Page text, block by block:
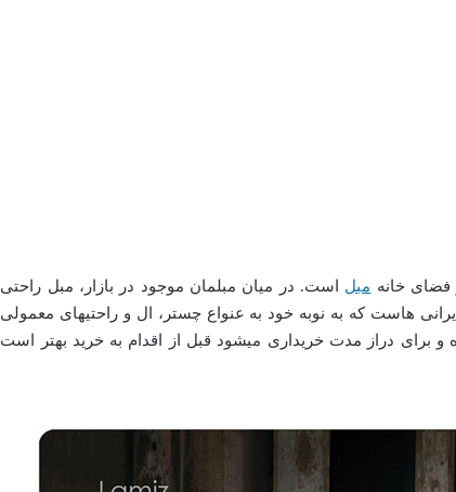
خانه مبل است. در میان مبلمان موجود در بازار، مبل راحتی
هاست که به نوبه خود به عنواع چستر، ال و راحتیهای معمولی
و برای دراز مدت خریداری میشود قبل از اقدام به خرید بهتر است